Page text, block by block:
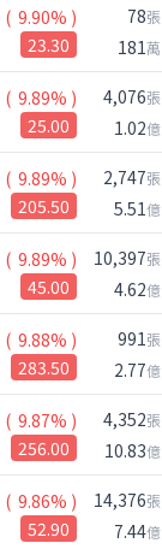
( 9.90% )
23.30
78張
181萬
( 9.89% )
25.00
4,076張
1.02億
( 9.89% )
205.50
2,747張
5.51億
( 9.89% )
45.00
10,397張
4.62億
( 9.88% )
283.50
991張
2.77億
( 9.87% )
256.00
4,352張
10.83億
( 9.86% )
52.90
14,376張
7.44億